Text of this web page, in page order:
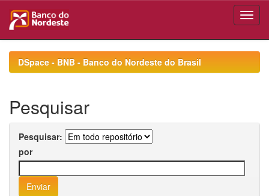
navigationDSpace - BNB - Banco do Nordeste do Brasil
Pesquisar
Pesquisar:
por